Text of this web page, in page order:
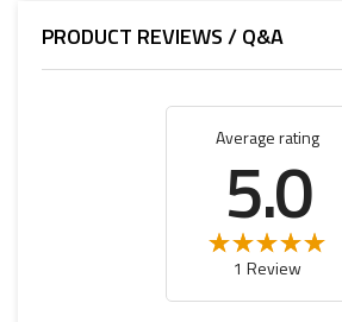
PRODUCT REVIEWS / Q&A
Average rating
5.0
1 Review